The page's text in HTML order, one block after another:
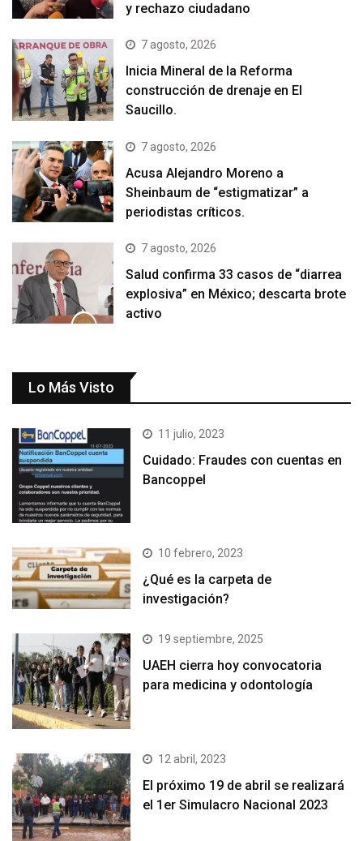
y rechazo ciudadano
7 agosto, 2026
Inicia Mineral de la Reforma
construcción de drenaje en El
Saucillo.
7 agosto, 2026
Acusa Alejandro Moreno a
Sheinbaum de “estigmatizar” a
periodistas críticos.
7 agosto, 2026
Salud confirma 33 casos de “diarrea
explosiva” en México; descarta brote
activo
Lo Más Visto
11 julio, 2023
Cuidado: Fraudes con cuentas en
Bancoppel
10 febrero, 2023
¿Qué es la carpeta de
investigación?
19 septiembre, 2025
UAEH cierra hoy convocatoria
para medicina y odontología
12 abril, 2023
El próximo 19 de abril se realizará
el 1er Simulacro Nacional 2023